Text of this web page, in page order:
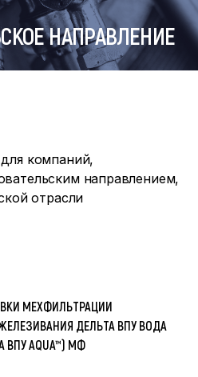
НАПРАВЛЕНИЕ
компаний,
направлением,
отрасли
МЕХФИЛЬТРАЦИИ
ДЕЛЬТА ВПУ ВОДА
ВПУ AQUA™) МФ